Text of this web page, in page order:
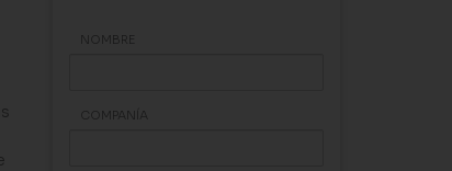
NOMBRE
COMPANÍA